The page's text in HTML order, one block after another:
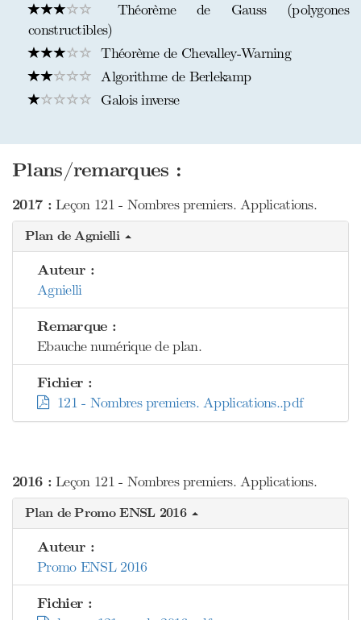
Théorème de Gauss (polygones
constructibles)
Théorème de Chevalley-Warning
Algorithme de Berlekamp
Galois inverse
Plans/remarques :
2017 :Leçon 121 - Nombres premiers. Applications.
Plan de Agnielli
Auteur :
Agnielli
Remarque :
Ebauche numérique de plan.
Fichier :
121 - Nombres premiers. Applications..pdf
2016 :Leçon 121 - Nombres premiers. Applications.
Plan de Promo ENSL 2016
Auteur :
Promo ENSL 2016
Fichier :